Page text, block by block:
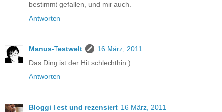
bestimmt gefallen, und mir auch.
Antworten
Manus-Testwelt
16 März, 2011
Das Ding ist der Hit schlechthin:)
Antworten
Bloggi liest und rezensiert 16 März, 2011